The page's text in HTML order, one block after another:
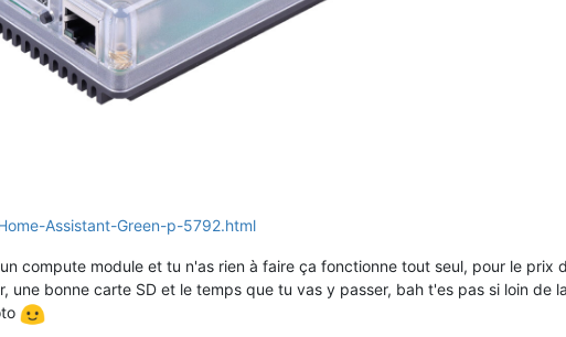
Assistant-Green-p-5792.html
compute module et tu n'as rien à faire ça fonctionne tout seul, pour le prix
une bonne carte SD et le temps que tu vas y passer, bah t'es pas si loin de